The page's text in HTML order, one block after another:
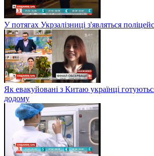
У потягах Укрзалізниці з'являться
Як евакуйовані з Китаю українці
додому